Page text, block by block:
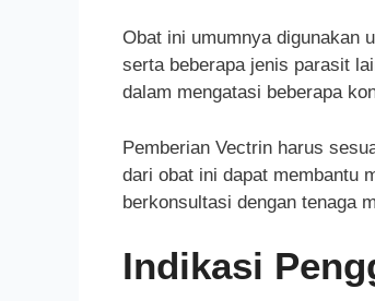
Obat ini umumnya digunakan
serta beberapa jenis parasit
dalam mengatasi beberapa
Pemberian Vectrin harus
dari obat ini dapat membantu
berkonsultasi dengan tenaga
Indikasi